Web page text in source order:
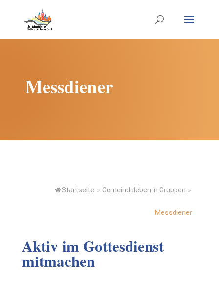
Messdiener
Startseite » Gemeindeleben in Gruppen »
Messdiener
Aktiv im Gottesdienst
mitmachen